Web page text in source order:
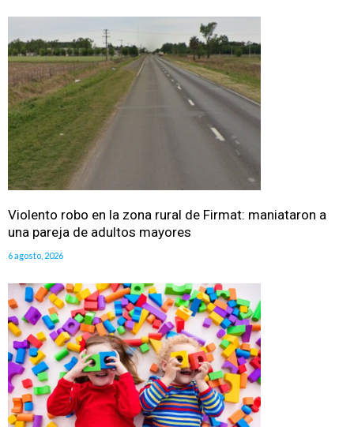
Violento robo en la zona rural de Firmat: maniataron a
una pareja de adultos mayores
6 agosto, 2026